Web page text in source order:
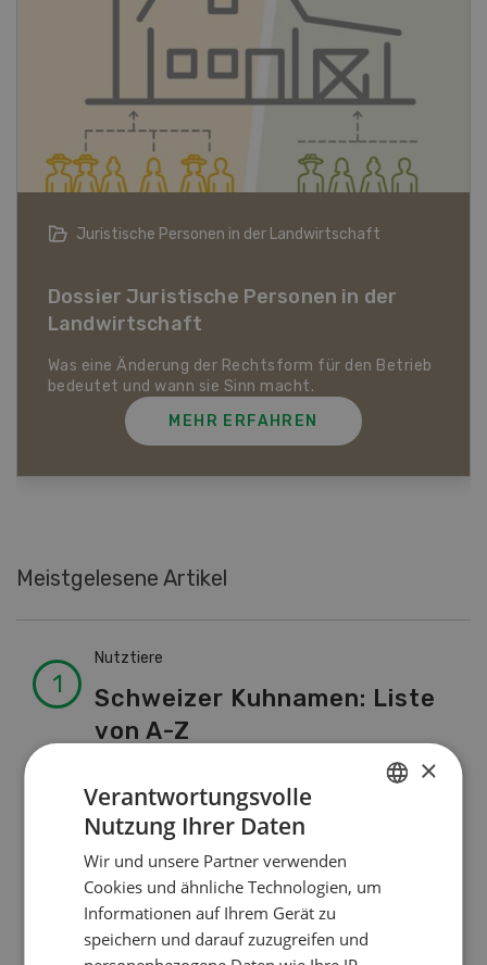
Bio-Artikel
Dossier Bio-Artikel
MEHR ERFAHREN
Meistgelesene Artikel
Nutztiere
Schweizer Kuhnamen: Liste
von A-Z
Betriebsführung
Ressourcen: Mit Fäusten
gegen die Alters-Sichtigkeit
Pflanzenbau
×
Verantwortungsvolle
Nutzung Ihrer Daten
Wir und unsere Partner verwenden
Cookies und ähnliche Technologien, um
Informationen auf Ihrem Gerät zu
speichern und darauf zuzugreifen und